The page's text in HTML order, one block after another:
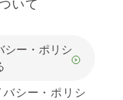
いて
シー・ポリシ
シー・ポリシ